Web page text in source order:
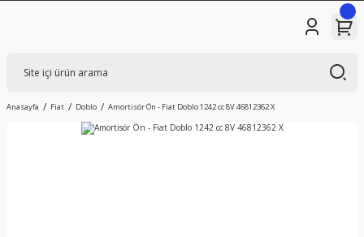
Anasayfa Fiat Doblo Amortisör Ön - Fiat Doblo 1242 cc 8V 46812362 X